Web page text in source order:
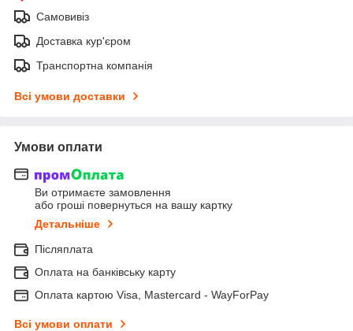
Самовивіз
Доставка кур'єром
Транспортна компанія
Всі умови доставки
Умови оплати
Ви отримаєте замовлення
або гроші повернуться на вашу картку
Детальніше
Післяплата
Оплата на банківську карту
Оплата картою Visa, Mastercard - WayForPay
Всі умови оплати